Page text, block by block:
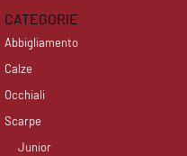
CATEGORIE
Abbigliamento
Calze
Occhiali
Scarpe
Junior